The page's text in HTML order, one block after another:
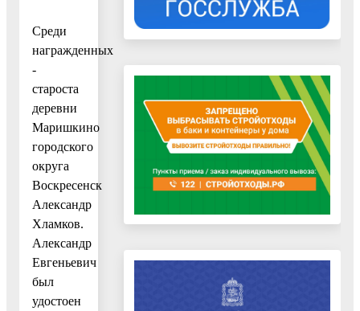
Среди
награжденных
-
староста
деревни
Маришкино
городского
округа
Воскресенск
Александр
Хламков.
Александр
Евгеньевич
был
удостоен